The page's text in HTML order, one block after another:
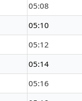
05:08
05:10
05:12
05:14
05:16